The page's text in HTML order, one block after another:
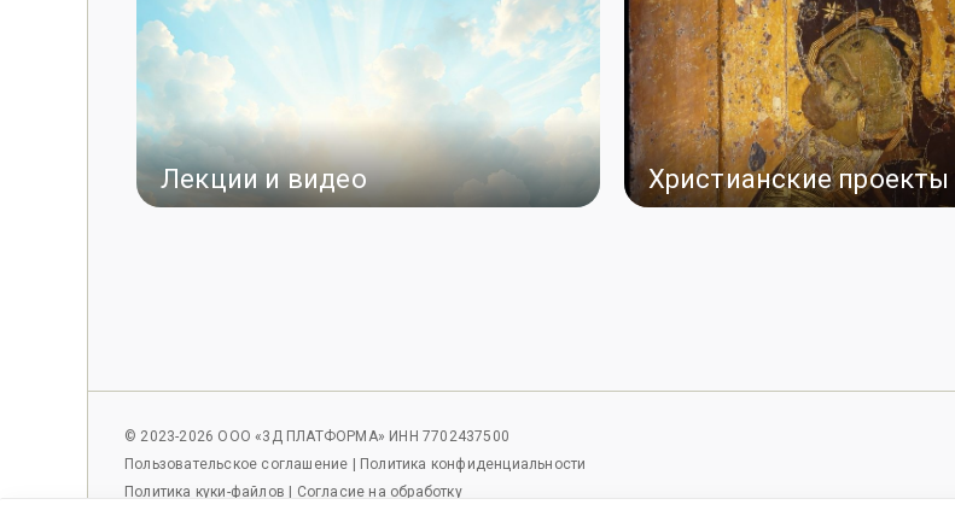
Лекции и видео Христианские проекты
© 2023-2026 ООО «3Д ПЛАТФОРМА» ИНН 7702437500
Пользовательское соглашение | Политика конфиденциальности
Политика куки-файлов | Согласие на обработку